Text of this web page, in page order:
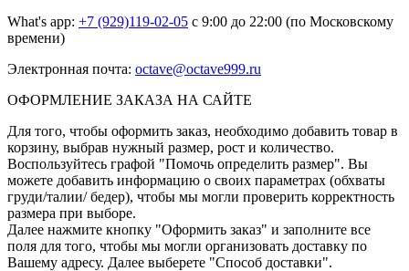
What's app: +7 (929)119-02-05 с 9:00 до 22:00 (по Московскому
времени)
Электронная почта: octave@octave999.ru
ОФОРМЛЕНИЕ ЗАКАЗА НА САЙТЕ
Для того, чтобы оформить заказ, необходимо добавить товар в
корзину, выбрав нужный размер, рост и количество.
Воспользуйтесь графой "Помочь определить размер". Вы
можете добавить информацию о своих параметрах (обхваты
груди/талии/ бедер), чтобы мы могли проверить корректность
размера при выборе.
Далее нажмите кнопку "Оформить заказ" и заполните все
поля для того, чтобы мы могли организовать доставку по
Вашему адресу. Далее выберете "Способ доставки".